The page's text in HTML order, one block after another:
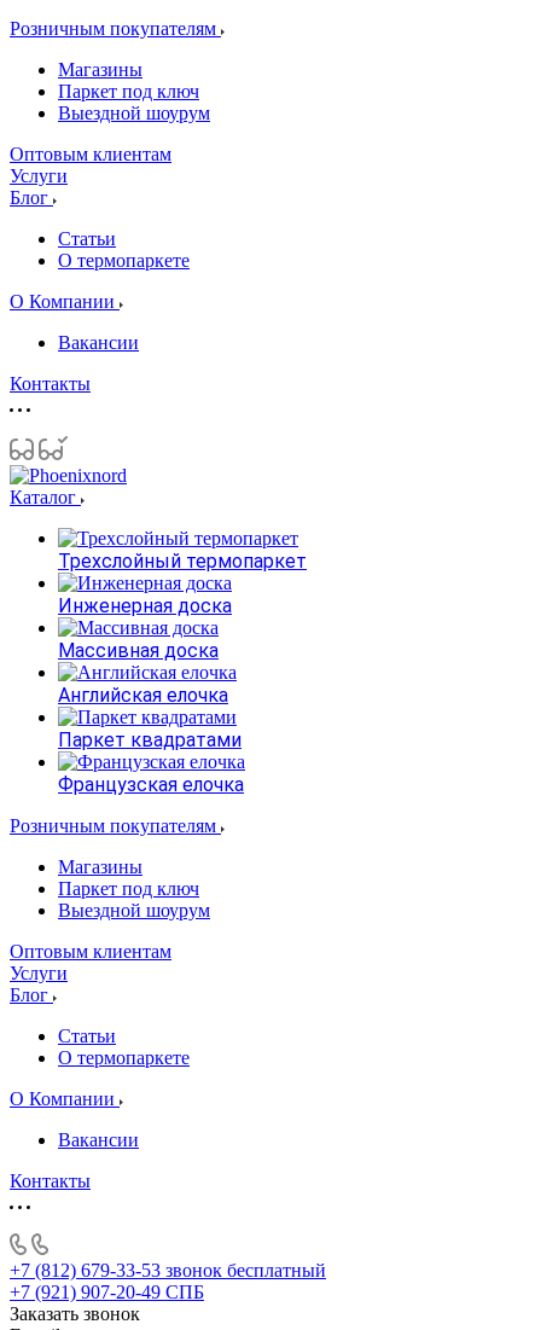
Розничным покупателям
Магазины
Паркет под ключ
Выездной шоурум
Оптовым клиентам
Услуги
Блог
Статьи
О термопаркете
О Компании
Вакансии
Контакты
Каталог
Трехслойный термопаркет
Инженерная доска
Массивная доска
Английская елочка
Паркет квадратами
Французская елочка
Розничным покупателям
Магазины
Паркет под ключ
Выездной шоурум
Оптовым клиентам
Услуги
Блог
Статьи
О термопаркете
О Компании
Вакансии
Контакты
+7 (812) 679-33-53 звонок бесплатный
+7 (921) 907-20-49 СПБ
Заказать звонок